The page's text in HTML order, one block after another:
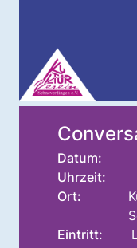
Datum:
Uhrzeit:
Ort:
Eintritt: